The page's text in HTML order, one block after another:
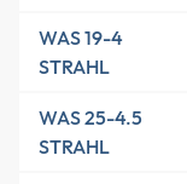
WAS 19-4
STRAHL
WAS 25-4.5
STRAHL